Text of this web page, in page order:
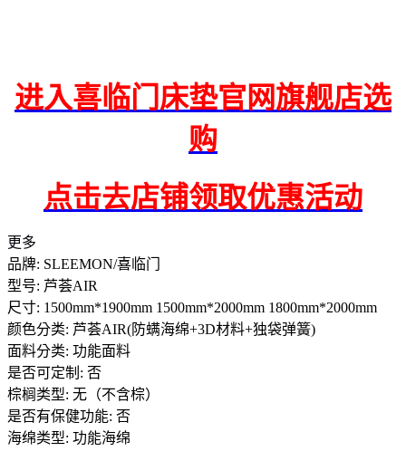
进入喜临门床垫官网旗舰店选
购
点击去店铺领取优惠活动
更多
品牌: SLEEMON/喜临门
型号: 芦荟AIR
尺寸: 1500mm*1900mm 1500mm*2000mm 1800mm*2000mm
颜色分类: 芦荟AIR(防螨海绵+3D材料+独袋弹簧)
面料分类: 功能面料
是否可定制: 否
棕榈类型: 无（不含棕）
是否有保健功能: 否
海绵类型: 功能海绵